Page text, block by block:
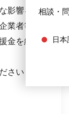
相談・
日
影響を受
業者等に対
金を給付し
ださい ⇒